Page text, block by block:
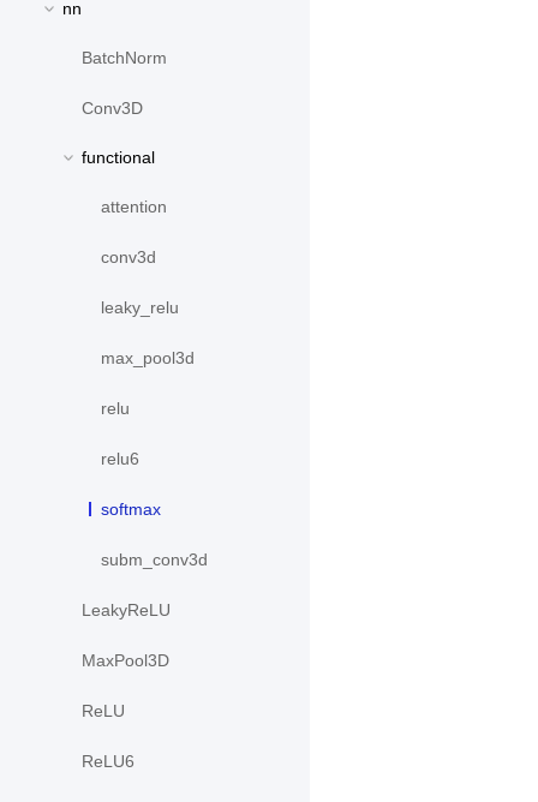
nn
BatchNorm
Conv3D
functional
attention
conv3d
leaky_relu
max_pool3d
relu
relu6
softmax
subm_conv3d
LeakyReLU
MaxPool3D
ReLU
ReLU6